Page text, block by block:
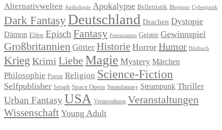
Alternativwelten Anthologie Apokalypse Belletristik Blogtour Cyberpunk
Dark FantasyDeutschland Drachen Dystopie
Dämon Elfen Episch Fantasy Feminismus Geister Gewinnspiel
Großbritannien Götter Historie Horror Humor Hörbuch
Krieg Krimi Liebe Magie Mystery Märchen
Philosophie Poesie Religion Science-Fiction
Selfpublisher Seraph Space Opera Steamfantasy Steampunk Thriller
Urban FantasyUSA Veranstaltung Veranstaltungen
Wissenschaft Young Adult